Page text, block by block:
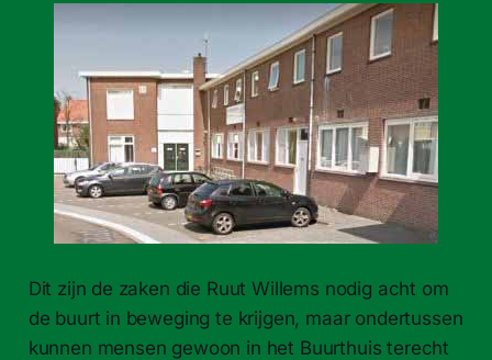
Dit zijn de zaken die Ruut Willems nodig acht om
de buurt in beweging te krijgen, maar ondertussen
kunnen mensen gewoon in het Buurthuis terecht